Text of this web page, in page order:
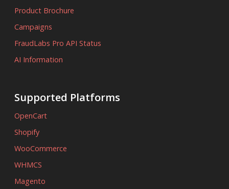
Product Brochure
Campaigns
FraudLabs Pro API Status
AI Information
Supported Platforms
OpenCart
Shopify
WooCommerce
WHMCS
Magento